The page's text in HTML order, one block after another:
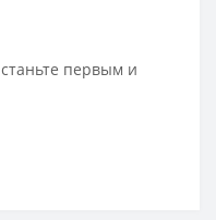
первым и